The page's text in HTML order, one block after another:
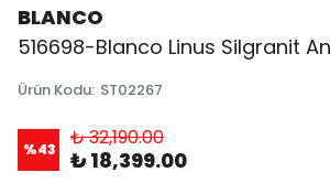
BLANCO
516698-Blanco Linus Silgranit
Ürün Kodu: ST02267
%43 ₺ 32,190.00
₺ 18,399.00